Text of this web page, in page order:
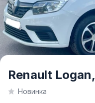
ItemRenault Logan,
Новинка